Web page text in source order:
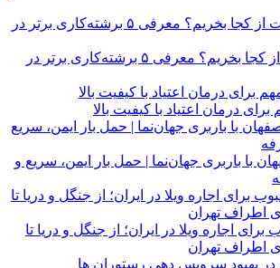
قهوه باکیفیت از کجا بخریم؟ معرفی ۵ برشته‌کاری برتر در
با باربری جهان‌نما | حمل بار ایمن، سریع و
برای اجاره ویلا در ایران؛ از جنگل و دریا تا
اطراف تهران